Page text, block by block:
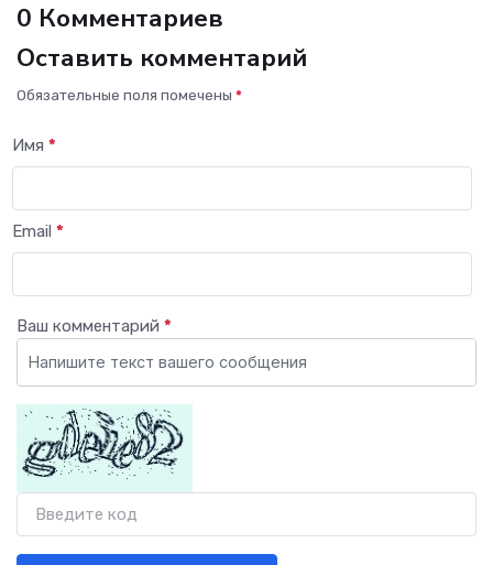
0 Комментариев
Оставить комментарий
Обязательные поля помечены *
Имя *
Email *
Ваш комментарий *